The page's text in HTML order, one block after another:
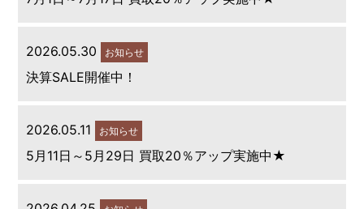
2026.05.30 お知らせ
決算SALE開催中！
2026.05.11 お知らせ
5月11日～5月29日 買取20％アップ実施中★